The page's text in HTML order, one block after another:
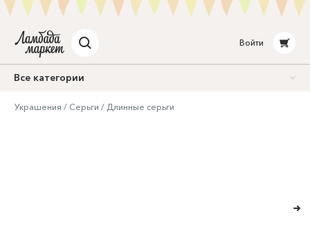
Войти
Все категории
Украшения Серьги Длинные серьги